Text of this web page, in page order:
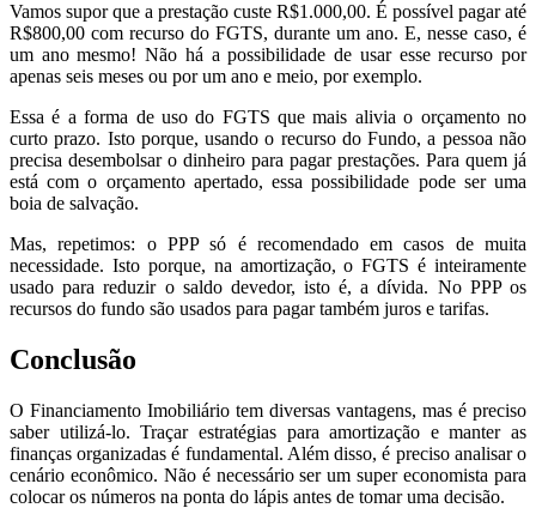
Vamos supor que a prestação custe R$1.000,00. É possível pagar até
R$800,00 com recurso do FGTS, durante um ano. E, nesse caso, é
um ano mesmo! Não há a possibilidade de usar esse recurso por
apenas seis meses ou por um ano e meio, por exemplo.
Essa é a forma de uso do FGTS que mais alivia o orçamento no
curto prazo. Isto porque, usando o recurso do Fundo, a pessoa não
precisa desembolsar o dinheiro para pagar prestações. Para quem já
está com o orçamento apertado, essa possibilidade pode ser uma
boia de salvação.
Mas, repetimos: o PPP só é recomendado em casos de muita
necessidade. Isto porque, na amortização, o FGTS é inteiramente
usado para reduzir o saldo devedor, isto é, a dívida. No PPP os
recursos do fundo são usados para pagar também juros e tarifas.
Conclusão
O Financiamento Imobiliário tem diversas vantagens, mas é preciso
saber utilizá-lo. Traçar estratégias para amortização e manter as
finanças organizadas é fundamental. Além disso, é preciso analisar o
cenário econômico. Não é necessário ser um super economista para
colocar os números na ponta do lápis antes de tomar uma decisão.